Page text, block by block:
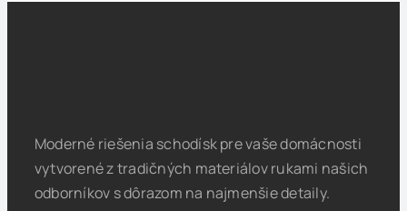
Moderné riešenia schodísk pre vaše domácnosti
vytvorené z tradičných materiálov rukami našich
odborníkov s dôrazom na najmenšie detaily.